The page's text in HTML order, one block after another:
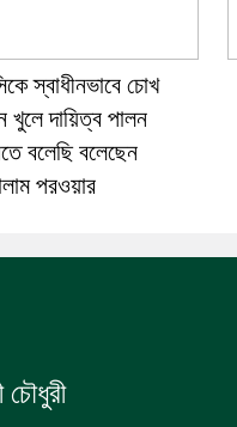
স্বাধীনভাবে চোখ
খুলে দায়িত্ব পালন
বলেছি বলেছেন
পরওয়ার